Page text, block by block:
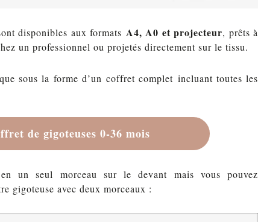
disponibles aux formats A4, A0 et projecteur, prêts à
un professionnel ou projetés directement sur le tissu.
sous la forme d’un coffret complet incluant toutes les
de gigoteuses 0-36 mois
un seul morceau sur le devant mais vous pouvez
gigoteuse avec deux morceaux :